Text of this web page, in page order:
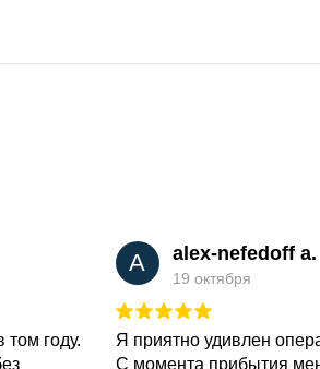
том году.
A alex-nefedoff a.
19 октября
Я приятно удивлен
С момента прибытия